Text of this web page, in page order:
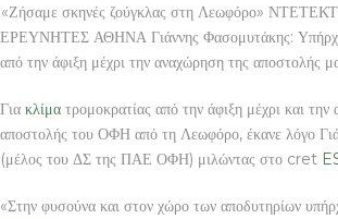
«Ζήσαμε σκηνές ζούγκλας στη Λεωφόρο»
ΕΡΕΥΝΗΤΕΣ ΑΘΗΝΑ Γιάννης Φασομυτάκης:
από την άφιξη μέχρι την αναχώρηση της αποστολής
Για κλίμα τρομοκρατίας από την άφιξη μέχρι και
αποστολής του ΟΦΗ από τη Λεωφόρο, έκανε λόγο
(μέλος του ΔΣ της ΠΑΕ ΟΦΗ) μιλώντας στο cret
«Στην φυσούνα και στον χώρο των αποδυτηρίων